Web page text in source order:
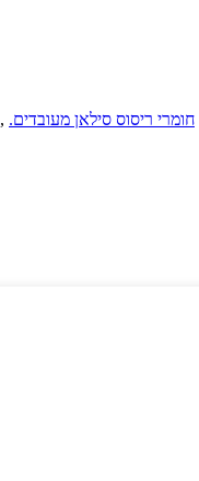
, חומרי ריסוס סילאן מעובדים.